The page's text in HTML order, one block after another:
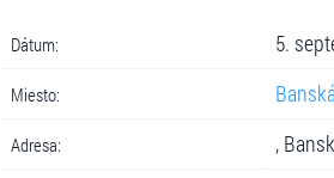
Dátum: 5.
Miesto:
Adresa: ,